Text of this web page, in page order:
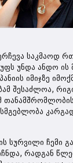
საკმაოდ
უნდა ანდო ის
იმიჯზე
შესაძლოა,
სურვილი ჩემი
რადგან